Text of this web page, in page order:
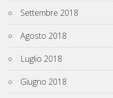
Settembre 2018
Agosto 2018
Luglio 2018
Giugno 2018